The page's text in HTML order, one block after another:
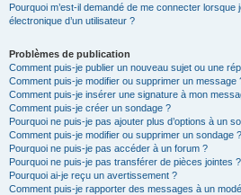
Pourquoi m’est-il demandé de me connecter
électronique d’un utilisateur ?
Problèmes de publication
Comment puis-je publier un nouveau sujet ou une
Comment puis-je modifier ou supprimer un message
Comment puis-je insérer une signature à mon
Comment puis-je créer un sondage ?
Pourquoi ne puis-je pas ajouter plus d’options à un
Comment puis-je modifier ou supprimer un sondage ?
Pourquoi ne puis-je pas accéder à un forum ?
Pourquoi ne puis-je pas transférer de pièces jointes ?
Pourquoi ai-je reçu un avertissement ?
Comment puis-je rapporter des messages à un